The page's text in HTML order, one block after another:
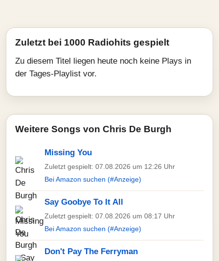
Zuletzt bei 1000 Radiohits gespielt
Zu diesem Titel liegen heute noch keine Plays in
der Tages-Playlist vor.
Weitere Songs von Chris De Burgh
Missing You
Zuletzt gespielt: 07.08.2026 um 12:26 Uhr
Bei Amazon suchen (#Anzeige)
Say Goobye To It All
Zuletzt gespielt: 07.08.2026 um 08:17 Uhr
Bei Amazon suchen (#Anzeige)
Don't Pay The Ferryman